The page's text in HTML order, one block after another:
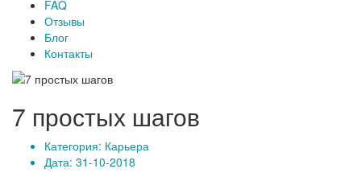
FAQ
Отзывы
Блог
Контакты
7 простых шагов
Категория: Карьера
Дата: 31-10-2018